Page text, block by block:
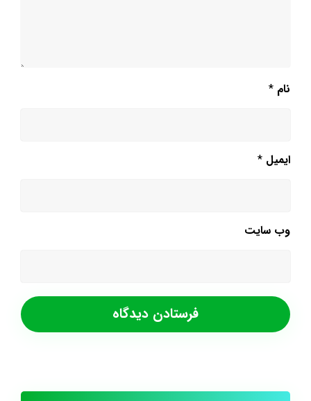
نام *
ایمیل *
وب‌ سایت